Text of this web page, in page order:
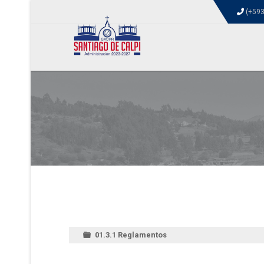
01.3.1 Reglamentos